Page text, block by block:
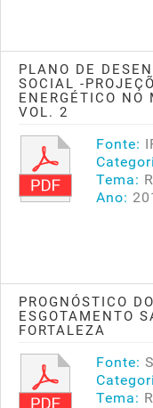
PLANO DE
SOCIAL -
ENERGÉTICO NO
VOL. 2
Fonte:
Tema:
Ano:
PROGNÓSTICO
ESGOTAMENTO
FORTALEZA
Fonte:
Tema: